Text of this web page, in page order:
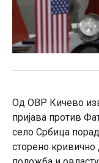
Од ОВР Кичево
пријава против
село Србица
сторено кривично